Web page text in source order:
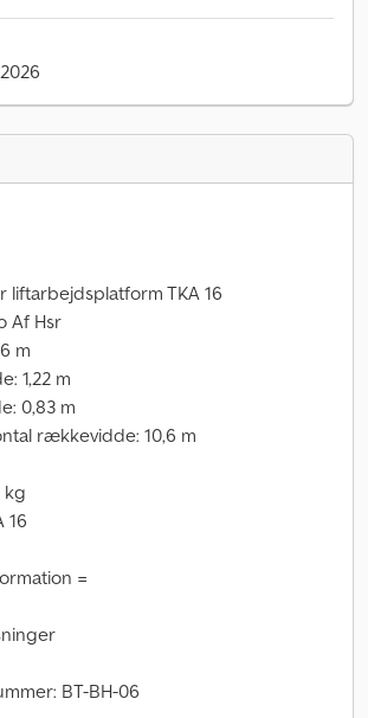
liftarbejdsplatform TKA 16
Af Hsr
m
1,22 m
0,83 m
rækkevidde: 10,6 m
kg
16
=
BT-BH-06